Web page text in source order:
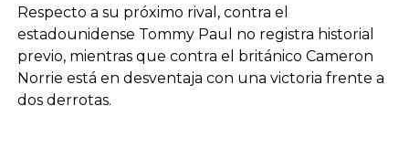
Respecto a su próximo rival, contra el
estadounidense Tommy Paul no registra historial
previo, mientras que contra el británico Cameron
Norrie está en desventaja con una victoria frente a
dos derrotas.